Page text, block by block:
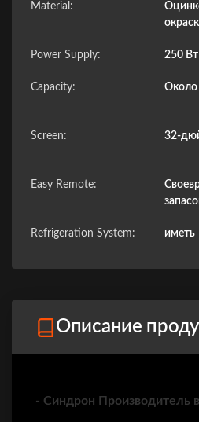
Material:
Power Supply: 250
Capacity: Около
Screen: 32-
Easy Remote:
Refrigeration System: иметь
Описание
- Синдрон Производитель